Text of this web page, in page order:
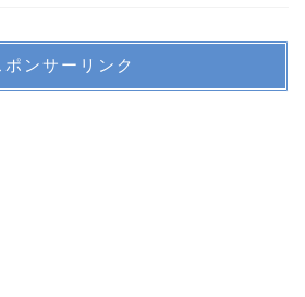
ポンサーリンク